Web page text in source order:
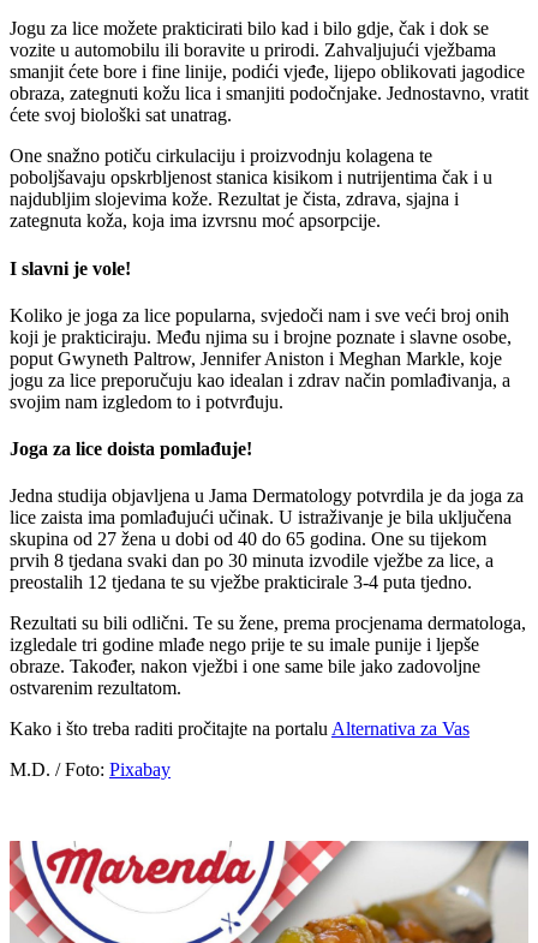
Jogu za lice možete prakticirati bilo kad i bilo gdje, čak i dok se
vozite u automobilu ili boravite u prirodi. Zahvaljujući vježbama
smanjit ćete bore i fine linije, podići vjeđe, lijepo oblikovati jagodice
obraza, zategnuti kožu lica i smanjiti podočnjake. Jednostavno, vratit
ćete svoj biološki sat unatrag.
One snažno potiču cirkulaciju i proizvodnju kolagena te
poboljšavaju opskrbljenost stanica kisikom i nutrijentima čak i u
najdubljim slojevima kože. Rezultat je čista, zdrava, sjajna i
zategnuta koža, koja ima izvrsnu moć apsorpcije.
I slavni je vole!
Koliko je joga za lice popularna, svjedoči nam i sve veći broj onih
koji je prakticiraju. Među njima su i brojne poznate i slavne osobe,
poput Gwyneth Paltrow, Jennifer Aniston i Meghan Markle, koje
jogu za lice preporučuju kao idealan i zdrav način pomlađivanja, a
svojim nam izgledom to i potvrđuju.
Joga za lice doista pomlađuje!
Jedna studija objavljena u Jama Dermatology potvrdila je da joga za
lice zaista ima pomlađujući učinak. U istraživanje je bila uključena
skupina od 27 žena u dobi od 40 do 65 godina. One su tijekom
prvih 8 tjedana svaki dan po 30 minuta izvodile vježbe za lice, a
preostalih 12 tjedana te su vježbe prakticirale 3-4 puta tjedno.
Rezultati su bili odlični. Te su žene, prema procjenama dermatologa,
izgledale tri godine mlađe nego prije te su imale punije i ljepše
obraze. Također, nakon vježbi i one same bile jako zadovoljne
ostvarenim rezultatom.
Kako i što treba raditi pročitajte na portalu Alternativa za Vas
M.D. / Foto: Pixabay